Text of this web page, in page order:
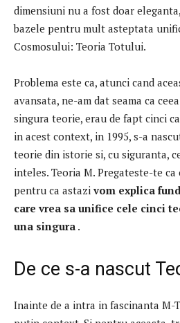
dimensiuni nu a fost doar
bazele pentru mult asteptata
Cosmosului: Teoria Totului.
Problema este ca, atunci cand
avansata, ne-am dat seama ca
singura teorie, erau de fapt cinci
in acest context, in 1995, s-a
teorie din istorie si, cu siguranta,
inteles. Teoria M. Pregateste-te
pentru ca astazi vom explica
care vrea sa unifice cele cinci
una singura .
De ce s-a nascut
Inainte de a intra in fascinanta M-